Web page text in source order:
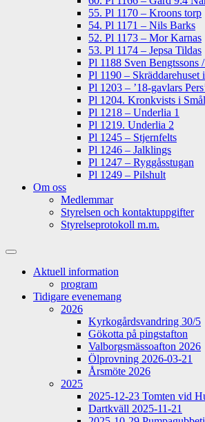
55. Pl 1170 – Kroons torp
54. Pl 1171 – Nils Barks
52. Pl 1173 – Mor Karnas
53. Pl 1174 – Jepsa Tildas
Pl 1188 Sven Bengtssons
Pl 1190 – Skräddarehuset
Pl 1203 – ’18-gavlars
Pl 1204. Kronkvists i
Pl 1218 – Underlia 1
Pl 1219. Underlia 2
Pl 1245 – Stjernfelts
Pl 1246 – Jalklings
Pl 1247 – Ryggåsstugan
Pl 1249 – Pilshult
Om oss
Medlemmar
Styrelsen och kontaktuppgifter
Styrelseprotokoll m.m.
Slå
sökfältAktuell information
program
Tidigare evenemang
2026
Kyrkogårdsvandring 30/5
Gökotta på pingstafton
Valborgsmässoafton 2026
Ölprovning 2026-03-21
Årsmöte 2026
2025
2025-12-23 Tomten vid
Dartkväll 2025-11-21